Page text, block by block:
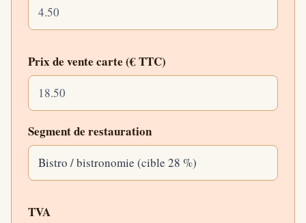
Prix de vente carte (€ TTC)
Segment de restauration
TVA